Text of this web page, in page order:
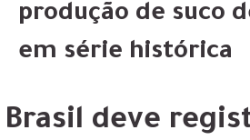
produção de suco
em série histórica
Brasil deve